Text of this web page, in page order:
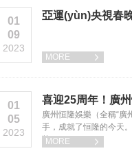
01
09
2023
亞運(yùn)央視春
MORE 
01
05
2023
喜迎25周年！廣
廣州恒隆娛樂（全稱“廣
手，成就了恒隆的今天
牌！
MORE 